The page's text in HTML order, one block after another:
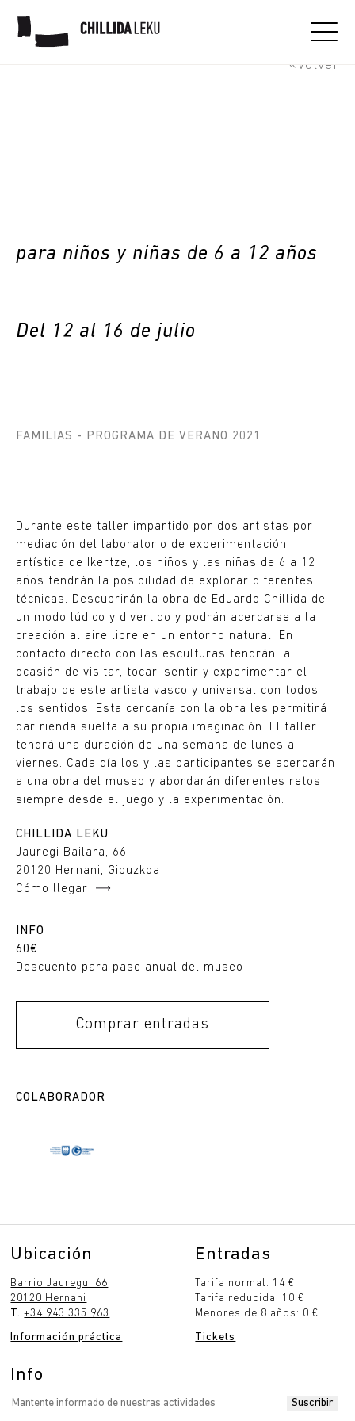
"Udalekus" artísticos
«Volver
para niños y niñas de 6 a 12 años
Del 12 al 16 de julio
FAMILIAS PROGRAMA DE VERANO 2021
Durante este taller impartido por dos artistas por
mediación del laboratorio de experimentación
artística de Ikertze, los niños y las niñas de 6 a 12
años tendrán la posibilidad de explorar diferentes
técnicas. Descubrirán la obra de Eduardo Chillida de
un modo lúdico y divertido y podrán acercarse a la
creación al aire libre en un entorno natural. En
contacto directo con las esculturas tendrán la
ocasión de visitar, tocar, sentir y experimentar el
trabajo de este artista vasco y universal con todos
los sentidos. Esta cercanía con la obra les permitirá
dar rienda suelta a su propia imaginación. El taller
tendrá una duración de una semana de lunes a
viernes. Cada día los y las participantes se acercarán
a una obra del museo y abordarán diferentes retos
siempre desde el juego y la experimentación.
CHILLIDA LEKU
Jauregi Bailara, 66
20120 Hernani, Gipuzkoa
Cómo llegar
INFO
60€
Descuento para pase anual del museo
Comprar entradas
COLABORADOR
Ubicación
Barrio Jauregui 66
20120 Hernani
T.+34 943 335 963
Información práctica
Entradas
Tarifa normal: 14 €
Tarifa reducida: 10 €
Menores de 8 años: 0 €
Tickets
Info